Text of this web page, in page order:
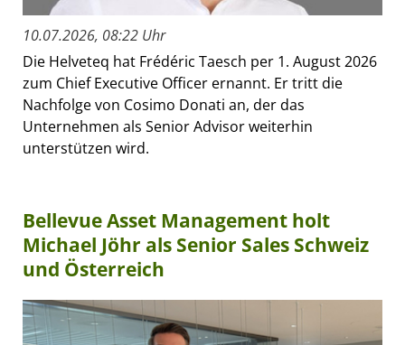
10.07.2026, 08:22 Uhr
Die Helveteq hat Frédéric Taesch per 1. August 2026
zum Chief Executive Officer ernannt. Er tritt die
Nachfolge von Cosimo Donati an, der das
Unternehmen als Senior Advisor weiterhin
unterstützen wird.
Bellevue Asset Management holt
Michael Jöhr als Senior Sales Schweiz
und Österreich